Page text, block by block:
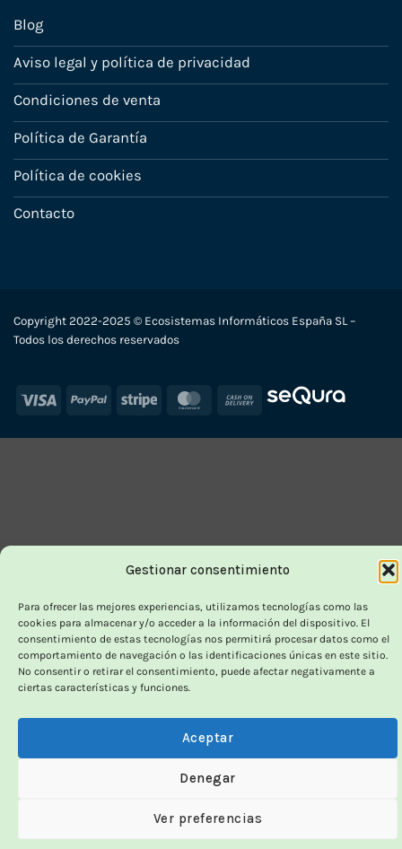
Gestionar consentimiento
Para ofrecer las mejores experiencias, utilizamos tecnologías como las
cookies para almacenar y/o acceder a la información del dispositivo. El
consentimiento de estas tecnologías nos permitirá procesar datos como el
comportamiento de navegación o las identificaciones únicas en este sitio.
No consentir o retirar el consentimiento, puede afectar negativamente a
ciertas características y funciones.
Aceptar
Denegar
Ver preferencias
Blog
Aviso legal y política de privacidad
Condiciones de venta
Política de Garantía
Política de cookies
Contacto
Copyright 2022-2025 © Ecosistemas Informáticos España SL –
Todos los derechos reservados
Visa PayPal Stripe MasterCard
Cash